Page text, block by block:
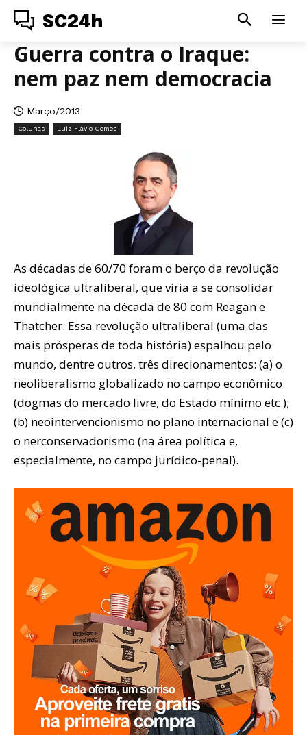
SC24h
Guerra contra o Iraque:
nem paz nem democracia
Março/2013
Colunas Luiz Flávio Gomes
As décadas de 60/70 foram o berço da revolução
ideológica ultraliberal, que viria a se consolidar
mundialmente na década de 80 com Reagan e
Thatcher. Essa revolução ultraliberal (uma das
mais prósperas de toda história) espalhou pelo
mundo, dentre outros, três direcionamentos: (a) o
neoliberalismo globalizado no campo econômico
(dogmas do mercado livre, do Estado mínimo etc.);
(b) neointervencionismo no plano internacional e (c)
o nerconservadorismo (na área política e,
especialmente, no campo jurídico-penal).